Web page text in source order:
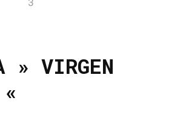
» VIRGEN